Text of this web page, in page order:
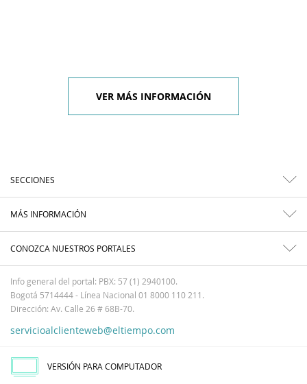
VER MÁS INFORMACIÓN
SECCIONES
MÁS INFORMACIÓN
CONOZCA NUESTROS PORTALES
Info general del portal: PBX: 57 (1) 2940100.
Bogotá 5714444 - Línea Nacional 01 8000 110 211.
Dirección: Av. Calle 26 # 68B-70.
servicioalclienteweb@eltiempo.com
VERSIÓN PARA COMPUTADOR